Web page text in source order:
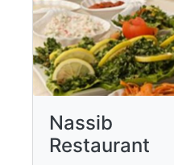
Nassib
Restaurant